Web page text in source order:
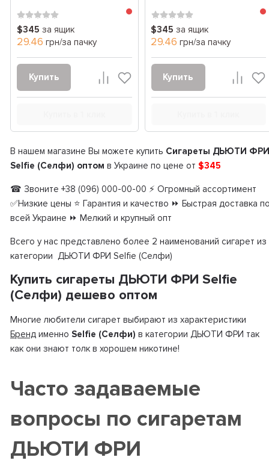
$345 за ящик
29.46 грн/за пачку
Купить
$345 за ящик
29.46 грн/за пачку
Купить
В нашем магазине Вы можете купить Сигареты ДЬЮТИ ФРИ
Selfie (Селфи) оптом в Украине по цене от $345
☎ Звоните +38 (096) 000-00-00 ⚡ Огромный ассортимент
✅Низкие цены ⭐ Гарантия и качество ⏩ Быстрая доставка
всей Украине ⏩ Мелкий и крупный опт
Всего у нас представлено более 2 наименований сигарет из
категории ДЬЮТИ ФРИ Selfie (Селфи)
Купить сигареты ДЬЮТИ ФРИ Selfie
(Селфи) дешево оптом
Многие любители сигарет выбирают из характеристики
Брендименно Selfie (Селфи) в категории ДЬЮТИ ФРИ так
как они знают толк в хорошем никотине!
Часто задаваемые
вопросы по сигаретам
ДЬЮТИ ФРИ